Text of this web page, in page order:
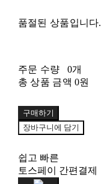
품절된 상품입니다.
주문 수량
0개
총 상품 금액 0원
구매하기
장바구니에 담기
쉽고 빠른
토스페이 간편결제